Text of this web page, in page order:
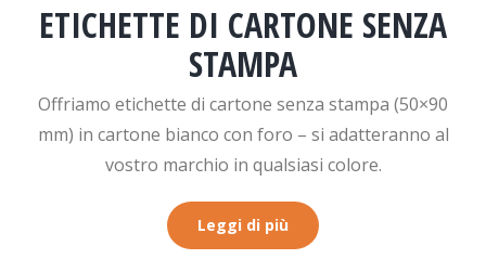
ETICHETTE DI CARTONE SENZA
STAMPA
Offriamo etichette di cartone senza stampa (50×90
mm) in cartone bianco con foro – si adatteranno al
vostro marchio in qualsiasi colore.
Leggi di più